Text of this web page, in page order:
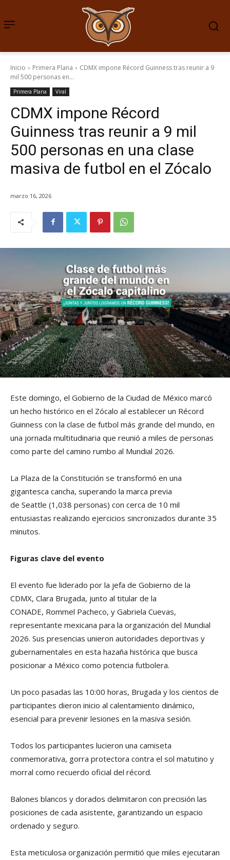
Inicio Primera Plana
CDMX impone Récord Guinness tras reunir a 9
mil 500 personas en...
Primera Plana Viral
CDMX impone Récord
Guinness tras reunir a 9 mil
500 personas en una clase
masiva de futbol en el Zócalo
marzo 16, 2026
Este domingo, el Gobierno de la Ciudad de México marcó
un hecho histórico en el Zócalo al establecer un Récord
Guinness con la clase de futbol más grande del mundo, en
una jornada multitudinaria que reunió a miles de personas
como parte del camino rumbo al Mundial 2026.
La Plaza de la Constitución se transformó en una
gigantesca cancha, superando la marca previa
de Seattle (1,038 personas) con cerca de 10 mil
entusiastas realizando ejercicios sincronizados durante 35
minutos.
Figuras clave del evento
El evento fue liderado por la jefa de Gobierno de la
CDMX, Clara Brugada, junto al titular de la
CONADE, Rommel Pacheco, y Gabriela Cuevas,
representante mexicana para la organización del Mundial
2026. Sus presencias unieron autoridades deportivas y
gubernamentales en esta hazaña histórica que busca
posicionar a México como potencia futbolera.
Un poco pasadas las 10:00 horas, Brugada y los cientos de
participantes dieron inicio al calentamiento dinámico,
esencial para prevenir lesiones en la masiva sesión.
Todos los participantes lucieron una camiseta
conmemorativa, gorra protectora contra el sol matutino y
morral como recuerdo oficial del récord.
Balones blancos y dorados delimitaron con precisión las
posiciones de cada asistente, garantizando un espacio
ordenado y seguro.
Esta meticulosa organización permitió que miles ejecutaran